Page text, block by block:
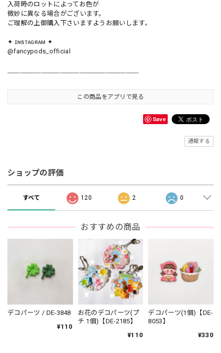
入荷時のロットによってお色が
微妙に異なる場合がございます。
ご理解の上御購入下さいますようお願いします。
✦ ɪɴsᴛᴀɢʀᴀᴍ ✦
@fancypods_official
この商品をアプリで見る
Save
通報する
ショップの評価
すべて 120 2 0
おすすめの商品
デコパーツ / DE-3848
¥110
お花のデコパーツ(プ
チ 1個)【DE-2185】
¥110
デコパーツ(1個)【DE-
8053】
¥330